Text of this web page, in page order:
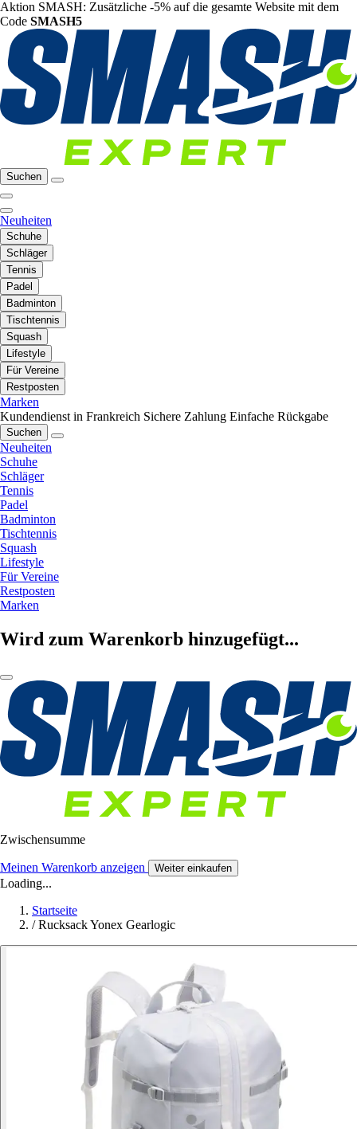
Aktion SMASH: Zusätzliche -5% auf die gesamte Website mit dem
Code SMASH5
Suchen
Neuheiten
Schuhe
Schläger
Tennis
Padel
Badminton
Tischtennis
Squash
Lifestyle
Für Vereine
Restposten
Marken
Kundendienst in Frankreich Sichere Zahlung Einfache Rückgabe
Suchen
Neuheiten
Schuhe
Schläger
Tennis
Padel
Badminton
Tischtennis
Squash
Lifestyle
Für Vereine
Restposten
Marken
Wird zum Warenkorb hinzugefügt...
Zwischensumme
Meinen Warenkorb anzeigen Weiter einkaufen
Loading...
Startseite
/ Rucksack Yonex Gearlogic